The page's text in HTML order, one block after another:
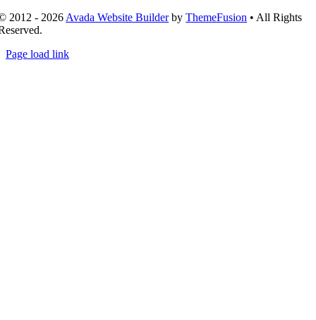
2012 - 2026 Avada Website BuilderbyThemeFusion • All Rights
Page load link